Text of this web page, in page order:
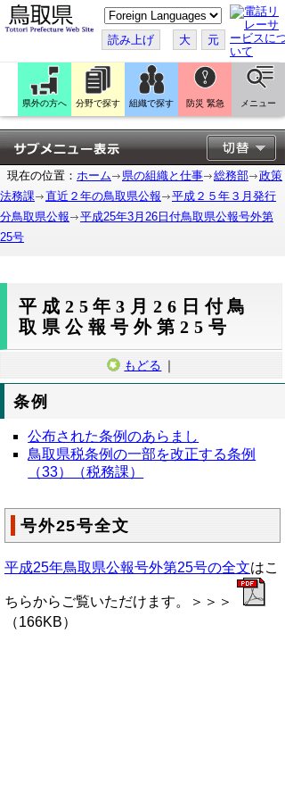
こ
の
ペ
ー
ジ
翻
訳
す
る
読み上げ 大 元
県外の方へ 分野で探す 組織で探す 防災 緊急 メニュー
現在の位置： ホーム 県の組織と仕事 総務部
政策
法務課
直近２年の鳥取県公報
平成２５年３月発行
分鳥取県公報
平成25年3月26日付鳥取県公報号外第
25号
平成25年3月26日付鳥
取県公報号外第25号
もどる ｜
条例
公布された条例のあらまし
鳥取県税条例の一部を改正する条例
（33）（税務課）
号外25号全文
平成25年鳥取県公報号外第25号の全文はこ
ちらからご覧いただけます。＞＞＞
（166KB）